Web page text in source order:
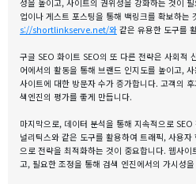
성을 높이고, 사이트의 권위성을 강화하는 것이
업이나 게스트 포스팅을 통해 백링크를 확보하는
s://shortlinkserve.net/와 같은 유용한 도구를
구글 SEO 화이트 SEO의 또 다른 전략은 사회적
어에서의 활동을 통해 브랜드 인지도를 높이고,
사이트에 대한 방문자 수가 증가합니다. 고객의
색엔진의 평가를 좋게 만듭니다.
마지막으로, 데이터 분석을 통해 지속적으로
널리틱스와 같은 도구를 활용하여 트래픽, 사용
으로 전략을 최적화하는 것이 중요합니다. 웹사
고, 필요한 조정을 통해 검색 엔진에서의 가시성